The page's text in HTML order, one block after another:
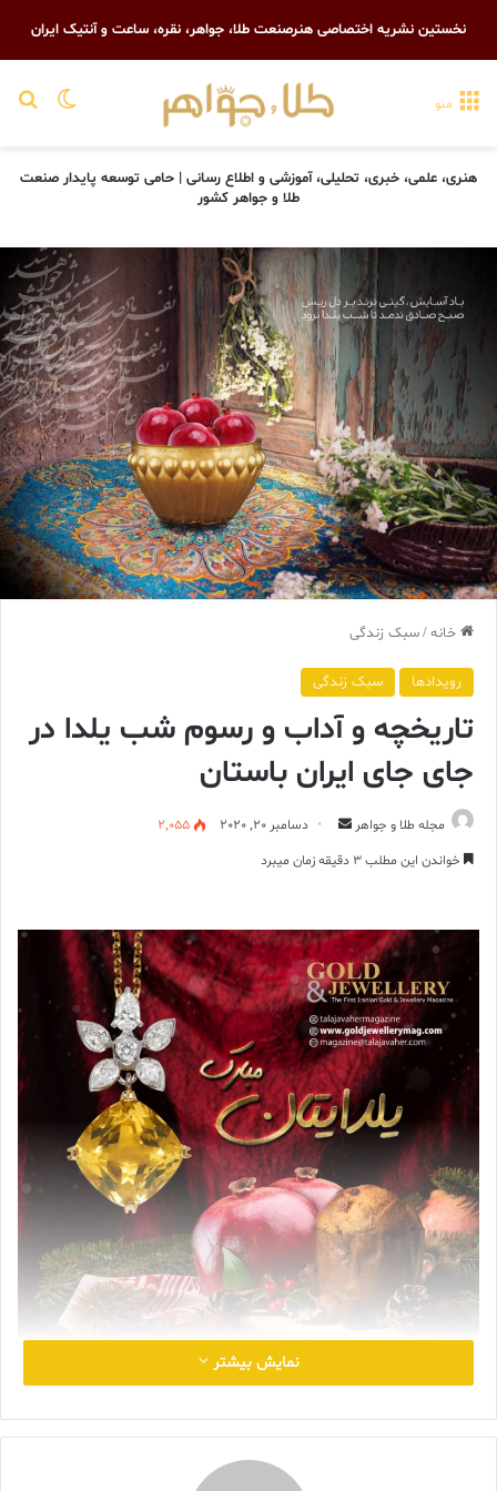
نخستین نشریه اختصاصی هنرصنعت طلا، جواهر، نقره، ساعت و آنتیک ایران
تغییر منو
هنری، علمی، خبری، تحلیلی، آموزشی و اطلاع رسانی | حامی توسعه پایدار صنعت
طلا و جواهر کشور
خانه/سبک زندگی
رویدادها سبک زندگی
تاریخچه و آداب و رسوم شب یلدا در
جای جای ایران باستان
مجله طلا و جواهر
ارسال دسامبر 20, 2020
2,055
خواندن این مطلب 3 دقیقه زمان میبرد
تاریک ترین و درازترین شب سال است توسط ایرانیان جشن گرفته می
شود و آیین ها و رسومات مختلفی در این شب به یاد ماندنی در کنار
نمایش بیشتر